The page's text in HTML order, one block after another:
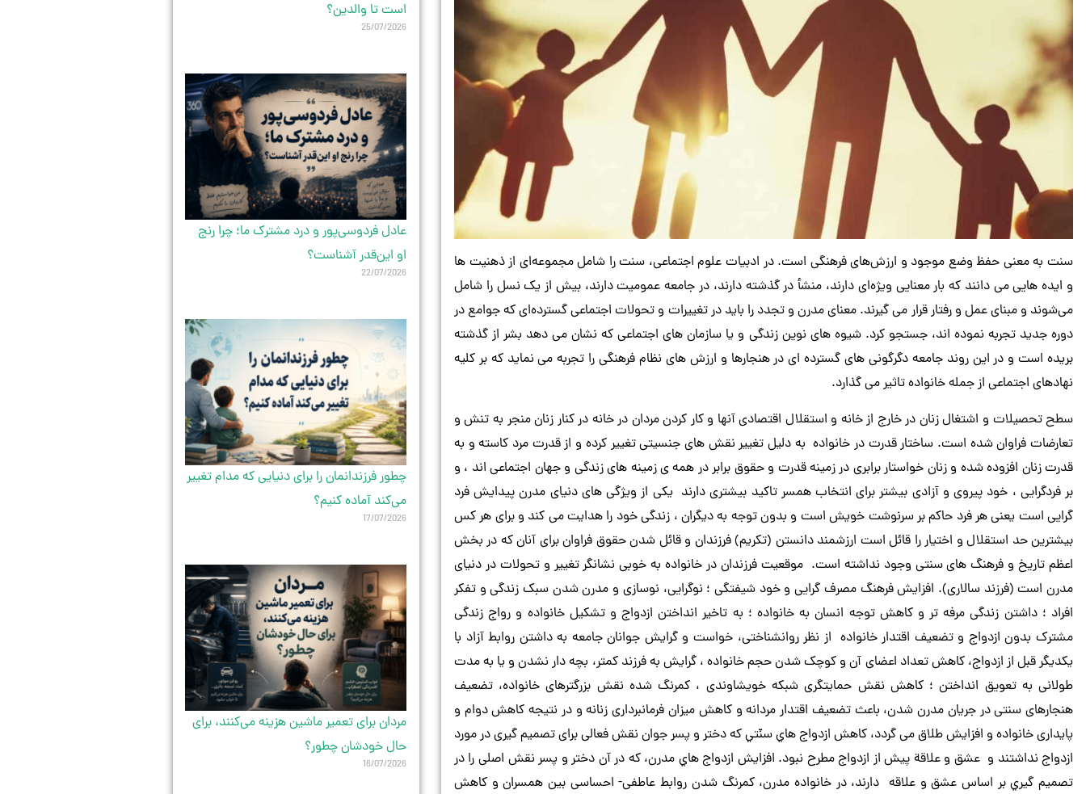
سنت به معنی حفظ وضع موجود و ارزش‌های فرهنگی است. در ادبیات علوم اجتماعی، سنت را شامل مجموعه‌ای از ذهنیت ها
و ایده هایی می دانند که بار معنایی ویژه‌ای دارند، منشأ در گذشته دارند، در جامعه عمومیت دارند، بیش از یک نسل را شامل
می‌شوند و مبنای عمل و رفتار قرار می گیرند. معنای مدرن و تجدد را باید در تغییرات و تحولات اجتماعی گسترده‌ای که جوامع در
دوره جدید تجربه نموده اند، جستجو کرد. شیوه های نوین زندگی و یا سازمان های اجتماعی که نشان می دهد بشر از گذشته
بریده است و در این روند جامعه دگرگونی های گسترده ای در هنجارها و ارزش های نظام فرهنگی را تجربه می نماید که بر کلیه
نهادهای اجتماعی از جمله خانواده تاثیر می گذارد.
سطح تحصیلات و اشتغال زنان در خارج از خانه و استقلال اقتصادی آنها و کار کردن مردان در خانه در کنار زنان منجر به تنش و
تعارضات فراوان شده است. ساختار قدرت در خانواده به دلیل تغییر نقش های جنسیتی تغییر کرده و از قدرت مرد کاسته و به
قدرت زنان افزوده شده و زنان خواستار برابری در زمینه قدرت و حقوق برابر در همه ی زمینه های زندگی و جهان اجتماعی اند ، و
بر فردگرایی ، خود پیروی و آزادی بیشتر برای انتخاب همسر تاکید بیشتری دارند یکی از ویژگی های دنیای مدرن پیدایش فرد
گرایی است یعنی هر فرد حاکم بر سرنوشت خویش است و بدون توجه به دیگران ، زندگی خود را هدایت می کند و برای هر کس
بیشترین حد استقلال و اختیار را قائل است ارزشمند دانستن (تکریم) فرزندان و قائل شدن حقوق فراوان برای آنان که در بخش
اعظم تاریخ و فرهنگ های سنتی وجود نداشته است. موقعیت فرزندان در خانواده به خوبی نشانگر تغییر و تحولات در دنیای
مدرن است (فرزند سالاری). افزایش فرهنگ مصرف گرایی و خود شیفتگی ؛ نوگرایی، نوسازی و مدرن شدن سبک زندگی و تفکر
افراد ؛ داشتن زندگی مرفه تر و کاهش توجه انسان به خانواده ؛ به تاخیر انداختن ازدواج و تشکیل خانواده و رواج زندگی
مشترک بدون ازدواج و تضعیف اقتدار خانواده از نظر روانشناختی، خواست و گرایش جوانان جامعه به داشتن روابط آزاد با
یکدیگر قبل از ازدواج، کاهش تعداد اعضای آن و کوچک شدن حجم خانواده ، گرایش به فرزند کمتر، بچه دار نشدن و یا به مدت
طولانی به تعویق انداختن ؛ کاهش نقش حمایتگری شبکه خویشاوندی ، کمرنگ شده نقش بزرگترهای خانواده، تضعیف
هنجارهای سنتی در جریان مدرن شدن، باعث تضعیف اقتدار مردانه و کاهش میزان فرمانبرداری زنانه و در نتیجه کاهش دوام و
پایداری خانواده و افزایش طلاق می گردد، کاهش ازدواج هاي سنّتي که دختر و پسر جوان نقش فعالی برای تصمیم گیری در مورد
ازدواج نداشتند و عشق و علاقة پیش از ازدواج مطرح نبود. افزایش ازدواج هاي مدرن، كه در آن دختر و پسر نقش اصلی را در
تصميم گیري بر اساس عشق و علاقه دارند، در خانواده مدرن، کمرنگ شدن روابط عاطفی- احساسی بین همسران و کاهش
است تا والدین؟
25/07/2026
عادل فردوسی‌پور و درد مشترک ما؛ چرا رنج
او این‌قدر آشناست؟
22/07/2026
چطور فرزندانمان را برای دنیایی که مدام تغییر
می‌کند آماده کنیم؟
17/07/2026
مردان برای تعمیر ماشین هزینه می‌کنند، برای
حال خودشان چطور؟
16/07/2026